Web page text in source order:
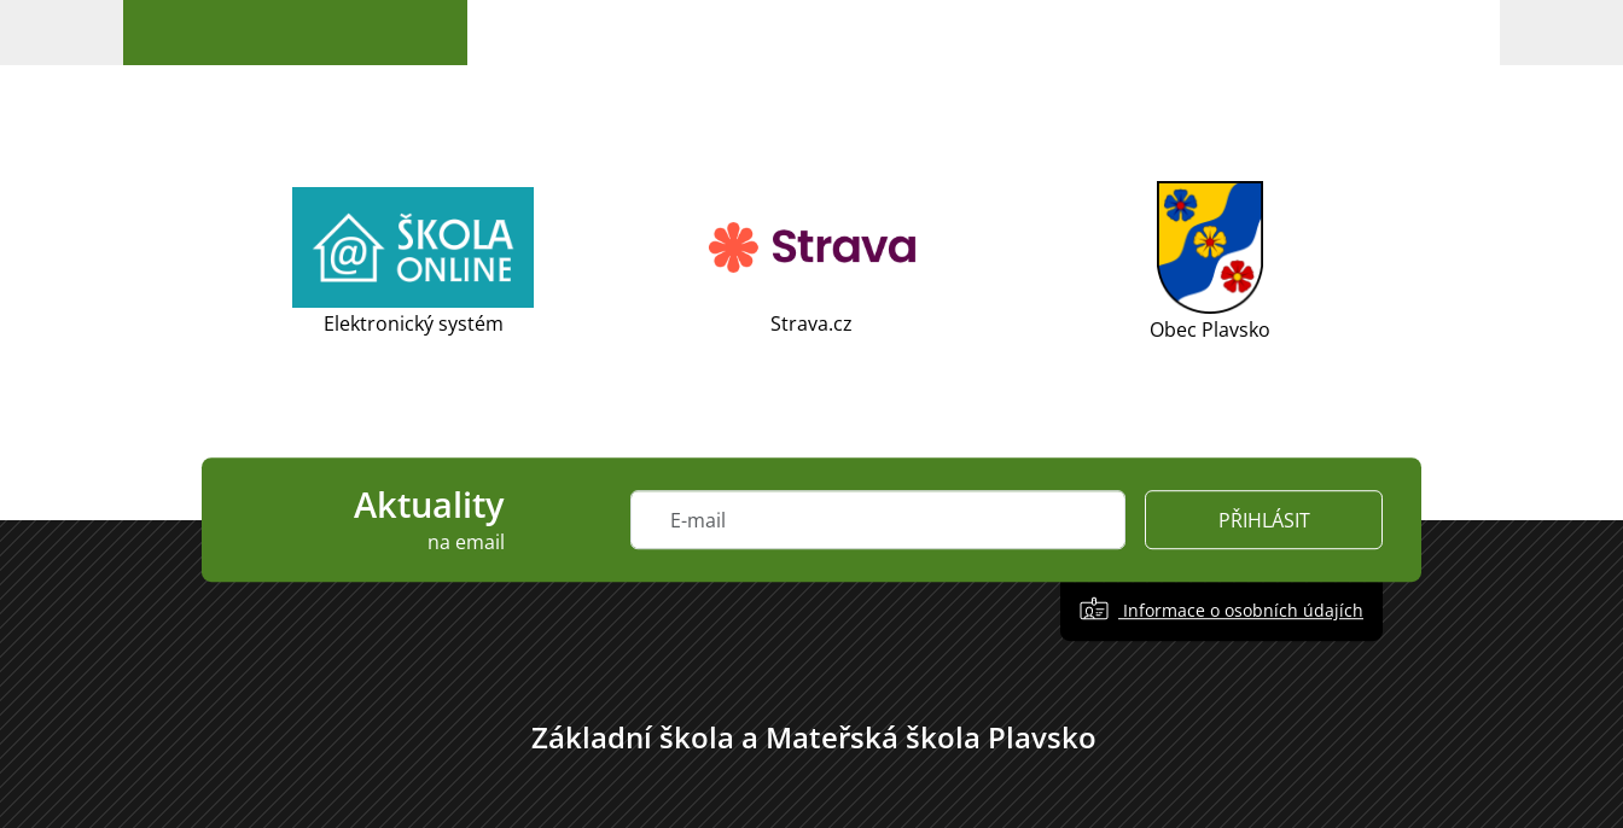
Elektronický systém Strava.cz Obec Plavsko
Aktuality
na email
PŘIHLÁSIT
Informace o osobních údajích
Základní škola a Mateřská škola Plavsko